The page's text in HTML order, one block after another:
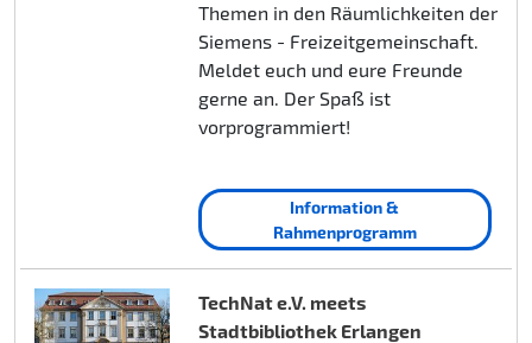
Themen in den Räumlichkeiten der
Siemens - Freizeitgemeinschaft.
Meldet euch und eure Freunde
gerne an. Der Spaß ist
vorprogrammiert!
Information &
Rahmenprogramm
TechNat e.V. meets
Stadtbibliothek Erlangen